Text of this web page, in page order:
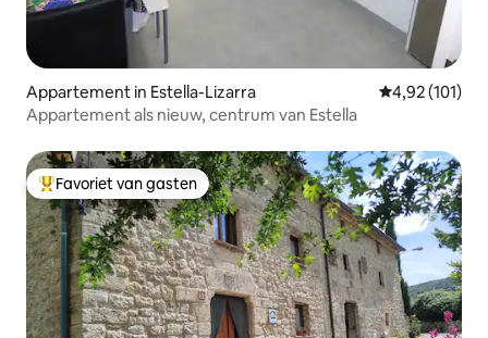
Appartement in Estella-Lizarra Gemiddelde
4,92 (101)
Appartement als nieuw, centrum van Estella
Topfavoriet van gasten
Favoriet van gasten